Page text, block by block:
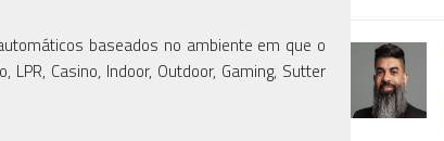
baseados no ambiente em que o
Casino, Indoor, Outdoor, Gaming, Sutter